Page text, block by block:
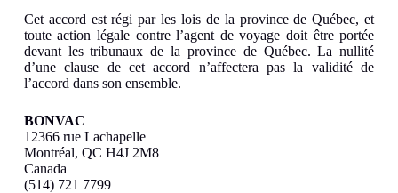
Cet accord est régi par les lois de la province de Québec, et
toute action légale contre l’agent de voyage doit être portée
devant les tribunaux de la province de Québec. La nullité
d’une clause de cet accord n’affectera pas la validité de
l’accord dans son ensemble.
BONVAC
12366 rue Lachapelle
Montréal, QC H4J 2M8
Canada
(514) 721 7799